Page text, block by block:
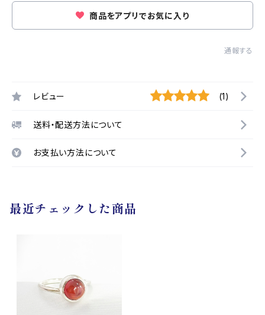
商品をアプリでお気に入り
通報する
レビュー (1)
送料・配送方法について
お支払い方法について
最近チェックした商品